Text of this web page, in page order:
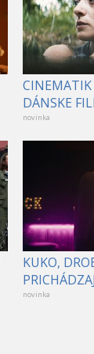
CINEMATIK
DÁNSKE
novinka
KUKO,
novinka